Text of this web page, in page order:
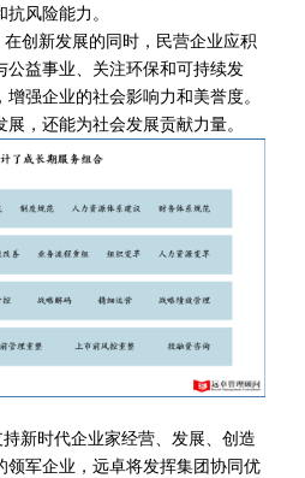
风险能力。
创新发展的同时，民营企业应积
公益事业、关注环保和可持续发
强企业的社会影响力和美誉度。
，还能为社会发展贡献力量。
新时代企业家经营、发展、创造
领军企业，远卓将发挥集团协同优